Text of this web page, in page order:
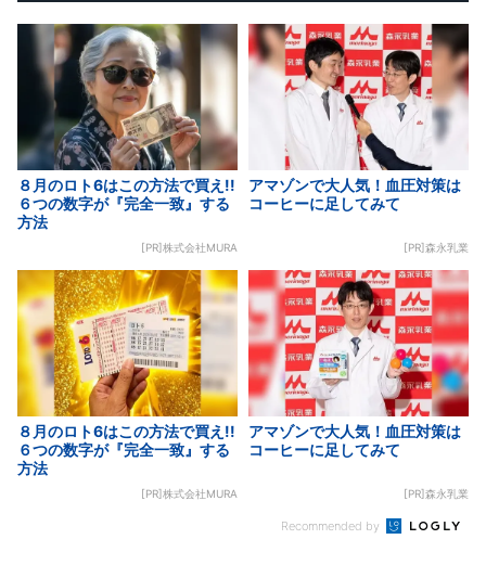
８月のロト6はこの方法で買え!!
６つの数字が『完全一致』する
方法
[PR]株式会社MURA
アマゾンで大人気！血圧対策は
コーヒーに足してみて
[PR]森永乳業
８月のロト6はこの方法で買え!!
６つの数字が『完全一致』する
方法
[PR]株式会社MURA
アマゾンで大人気！血圧対策は
コーヒーに足してみて
[PR]森永乳業
Recommended by